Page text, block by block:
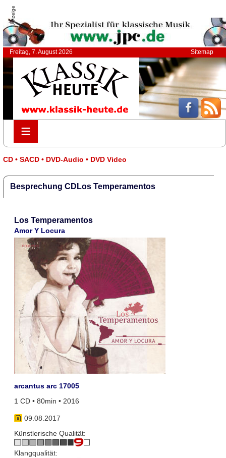
Anzeige
Freitag, 7. August 2026 Sitemap
≡
≡
CD • SACD • DVD-Audio • DVD Video
Besprechung CDLos Temperamentos
Los Temperamentos
Amor Y Locura
arcantus arc 17005
1 CD • 80min • 2016
09.08.2017
Künstlerische Qualität:
Klangqualität: